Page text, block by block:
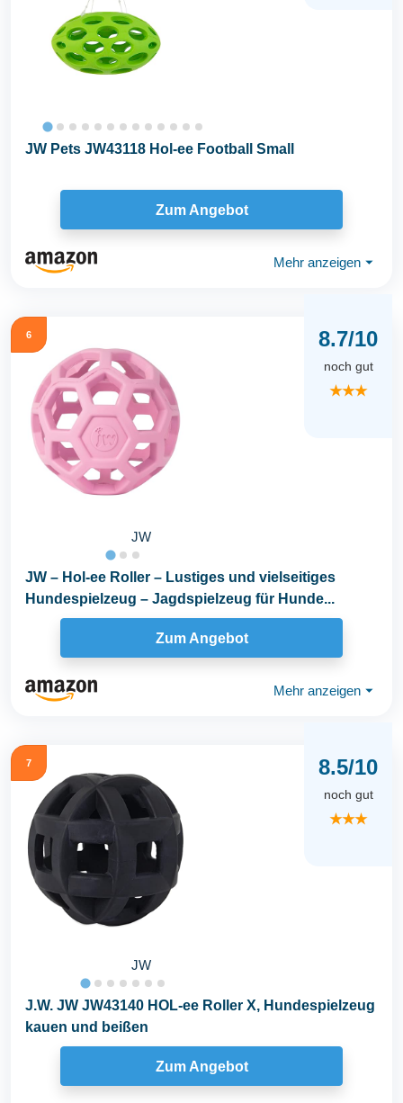
JW Pets JW43118 Hol-ee Football Small
Zum Angebot
Mehr anzeigen ⏷
6
JW
8.7/10
noch gut
★★★
JW – Hol-ee Roller – Lustiges und vielseitiges
Hundespielzeug – Jagdspielzeug für Hunde...
Zum Angebot
Mehr anzeigen ⏷
7
JW
8.5/10
noch gut
★★★
J.W. JW JW43140 HOL-ee Roller X, Hundespielzeug
kauen und beißen
Zum Angebot